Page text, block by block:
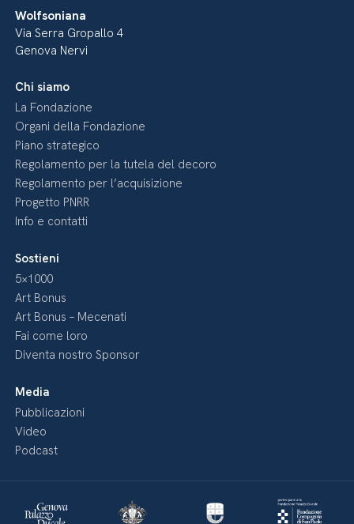
Wolfsoniana
Via Serra Gropallo 4
Genova Nervi
Chi siamo
La Fondazione
Organi della Fondazione
Piano strategico
Regolamento per la tutela del decoro
Regolamento per l’acquisizione
Progetto PNRR
Info e contatti
Sostieni
5×1000
Art Bonus
Art Bonus – Mecenati
Fai come loro
Diventa nostro Sponsor
Media
Pubblicazioni
Video
Podcast